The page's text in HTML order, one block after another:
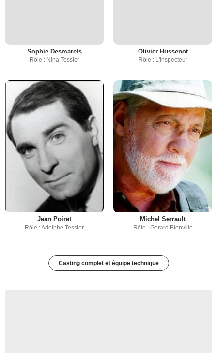
Sophie Desmarets
Rôle : Nina Tessier
Olivier Hussenot
Rôle : L'inspecteur
Jean Poiret
Rôle : Adolphe Tessier
Michel Serrault
Rôle : Gérard Blonville
Casting complet et équipe technique